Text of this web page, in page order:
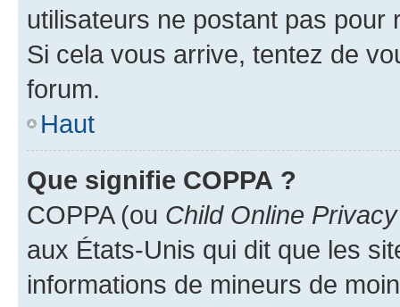
utilisateurs ne postant pas pour
Si cela vous arrive, tentez de
forum.
Haut
Que signifie COPPA ?
COPPA (ou Child Online
aux États-Unis qui dit que les
informations de mineurs de